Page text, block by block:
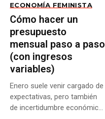
ECONOMÍA FEMINISTA
Cómo hacer un
presupuesto
mensual paso a paso
(con ingresos
variables)
Enero suele venir cargado de
expectativas, pero también
de incertidumbre económica.